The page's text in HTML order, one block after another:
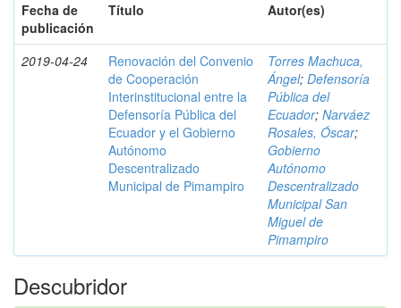
Fecha de
publicación
Título Autor(es)
2019-04-24
Renovación del Convenio
de Cooperación
Interinstitucional entre la
Defensoría Pública del
Ecuador y el Gobierno
Autónomo
Descentralizado
Municipal de Pimampiro
Torres Machuca,
Ángel; Defensoría
Pública del
Ecuador; Narváez
Rosales, Óscar;
Gobierno
Autónomo
Descentralizado
Municipal San
Miguel de
Pimampiro
Descubridor